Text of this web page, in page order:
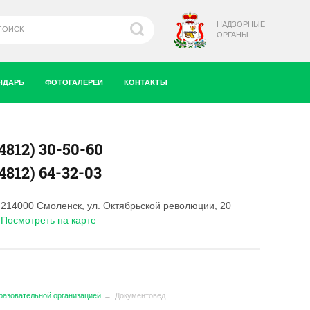
НАДЗОРНЫЕ
ОРГАНЫ
ФОТОГАЛЕРЕИ КОНТАКТЫ
30-50-60
64-32-03
214000 Смоленск, ул. Октябрьской революции, 20
Посмотреть на карте
организацией Документовед